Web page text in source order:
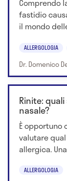
Comprendo
fastidio
il mondo
ALLERGOLOGIA
Dr. Domenico
Rinite:
nasale?
È opportuno
valutare
allergica.
ALLERGOLOGIA